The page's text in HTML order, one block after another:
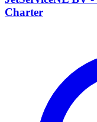
Charter